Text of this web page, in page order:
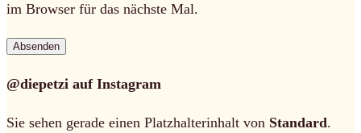
im Browser für das nächste Mal.
@diepetzi auf Instagram
Sie sehen gerade einen Platzhalterinhalt von Standard.